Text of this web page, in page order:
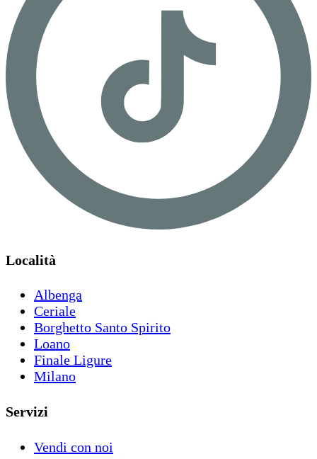
Località
Albenga
Ceriale
Borghetto Santo Spirito
Loano
Finale Ligure
Milano
Servizi
Vendi con noi